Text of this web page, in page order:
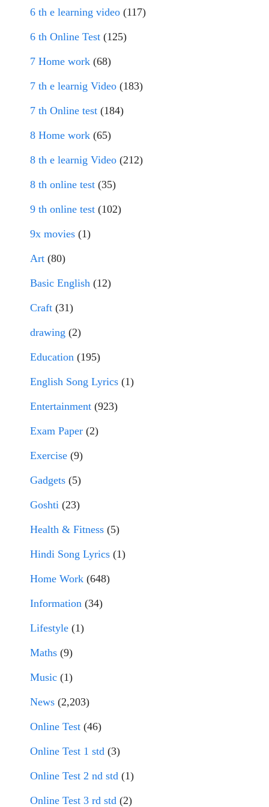
6 th e learning video (117)
6 th Online Test (125)
7 Home work (68)
7 th e learnig Video (183)
7 th Online test (184)
8 Home work (65)
8 th e learnig Video (212)
8 th online test (35)
9 th online test (102)
9x movies (1)
Art (80)
Basic English (12)
Craft (31)
drawing (2)
Education (195)
English Song Lyrics (1)
Entertainment (923)
Exam Paper (2)
Exercise (9)
Gadgets (5)
Goshti (23)
Health & Fitness (5)
Hindi Song Lyrics (1)
Home Work (648)
Information (34)
Lifestyle (1)
Maths (9)
Music (1)
News (2,203)
Online Test (46)
Online Test 1 std (3)
Online Test 2 nd std (1)
Online Test 3 rd std (2)